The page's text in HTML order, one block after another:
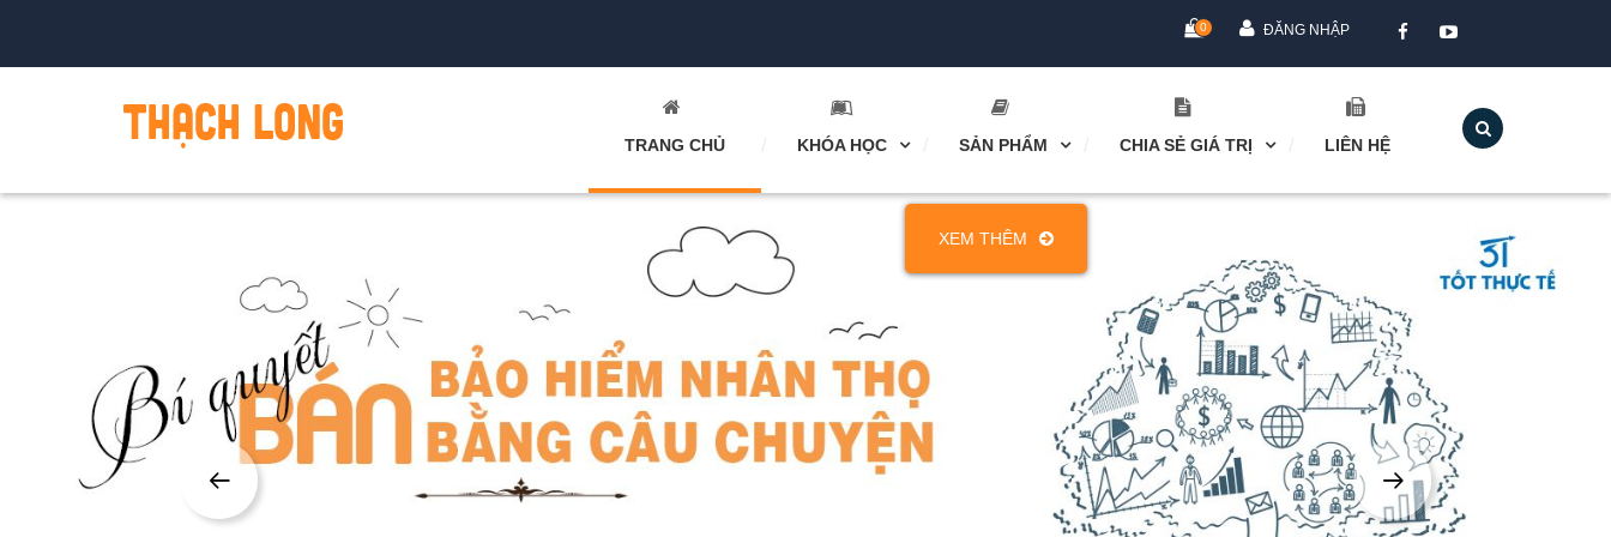
0 ĐĂNG NHẬP
TRANG CHỦ KHÓA HỌC SẢN PHẨM CHIA SẺ GIÁ TRỊ LIÊN HỆ
XEM THÊM